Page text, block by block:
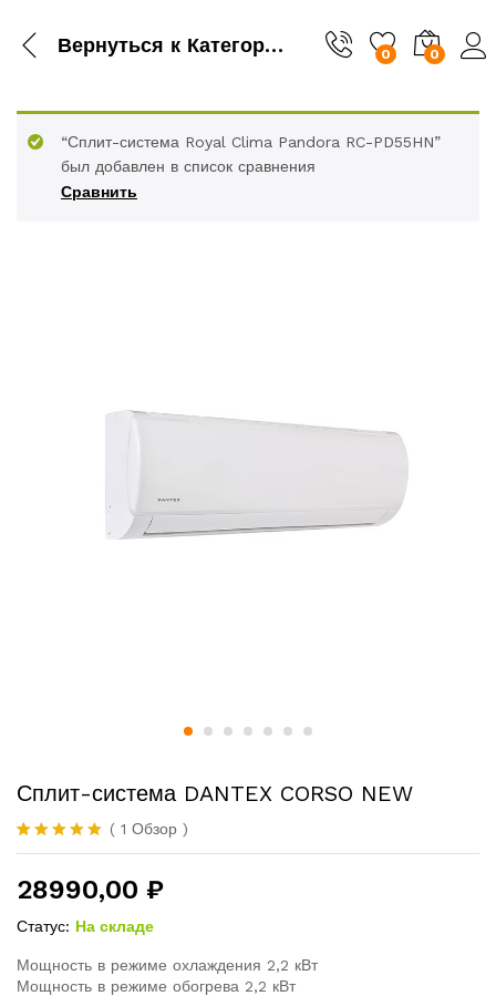
Вернуться к Категория 0 0
Сравнить
“Сплит-система Royal Clima Pandora RC-PD55HN”
был добавлен в список сравнения
Сплит-система DANTEX CORSO NEW
Rated5.00
based on
1
rating
( 1 Обзор )
28990,00 ₽
Статус: На складе
Мощность в режиме охлаждения 2,2 кВт
Мощность в режиме обогрева 2,2 кВт